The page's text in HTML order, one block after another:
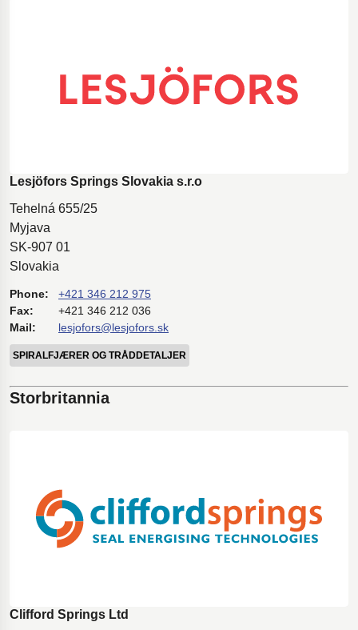
Lesjöfors Springs Slovakia s.r.o
Tehelná 655/25
Myjava
SK-907 01
Slovakia
Phone:
+421 346 212 975
Fax:
+421 346 212 036
Mail:
lesjofors@lesjofors.sk
SPIRALFJÆRER OG TRÅDDETALJER
Storbritannia
Clifford Springs Ltd